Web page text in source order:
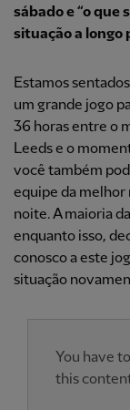
sábado e “o que
situação a longo
Estamos
um grande jogo
36 horas entre o
Leeds e o
você também
equipe da melhor
noite. A maioria
enquanto isso,
conosco a este
situação
You have
this